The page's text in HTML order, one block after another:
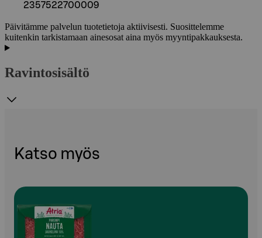
2357522700009
Päivitämme palvelun tuotetietoja aktiivisesti. Suosittelemme
kuitenkin tarkistamaan ainesosat aina myös myyntipakkauksesta.
Ravintosisältö
Katso myös